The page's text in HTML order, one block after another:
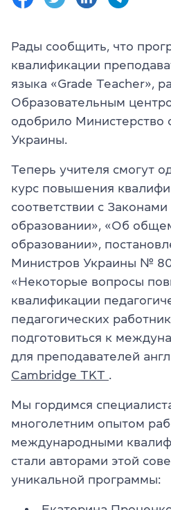
(063) 580 11 00
г. Киев, метро Золотые
Посмотреть на Google Maps
Рады сообщить, что
квалификации
языка «Grade Teacher»,
Образовательным
одобрило Министерство
Украины.
Теперь учителя смогут
курс повышения
соответствии с
образовании», «Об
образовании»,
Министров Украины №
«Некоторые вопросы
квалификации
педагогических
подготовиться к
для преподавателей
Cambridge TKT .
Мы гордимся
многолетним опытом
международными
стали авторами этой
уникальной программы: